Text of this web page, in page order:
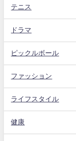
テニス
ドラマ
ピックルボール
ファッション
ライフスタイル
健康